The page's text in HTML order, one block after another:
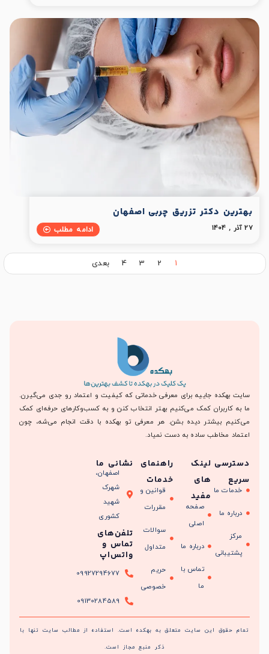
بهترین دکتر تزریق چربی اصفهان
27 آذر , 1404 ادامه مطلب
1
2
3
4 بعدی
سایت بهکده جاییه برای معرفی خدماتی که کیفیت و اعتماد رو جدی می‌گیرن.
ما به کاربران کمک می‌کنیم بهتر انتخاب کنن و به کسب‌وکارهای حرفه‌ای کمک
می‌کنیم بیشتر دیده بشن. هر معرفی تو بهکده با دقت انجام می‌شه، چون
اعتماد مخاطب ساده به دست نمیاد.
دسترسی
سریع
خدمات ما
درباره ما
مرکز
پشتیبانی
لینک
های
مفید
صفحه
اصلی
درباره ما
تماس با
ما
راهنمای
خدمات
قوانین و
مقررات
سوالات
متداول
حریم
خصوصی
نشانی ما
اصفهان،
شهرک
شهید
کشوری
تلفن‌های
تماس و
واتس‌اپ
09927294677
09130284589
تمام حقوق این سایت متعلق به بهکده است. استفاده از مطالب سایت تنها با
ذکر منبع مجاز است.